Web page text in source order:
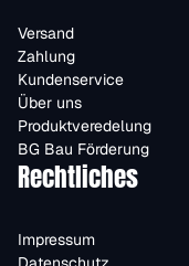
Versand
Zahlung
Kundenservice
Über uns
Produktveredelung
BG Bau Förderung
Rechtliches
Impressum